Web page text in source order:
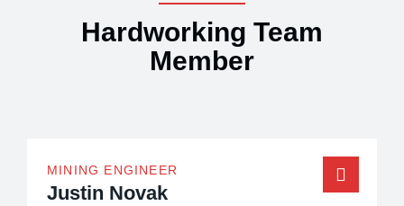
Hardworking Team
Member
MINING ENGINEER
Justin Novak